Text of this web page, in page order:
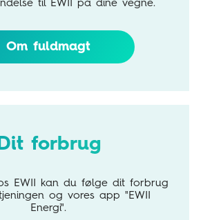
til EWII på dine vegne.
Om fuldmagt
forbrug
EWII kan du følge dit forbrug
og vores app "EWII
Energi".